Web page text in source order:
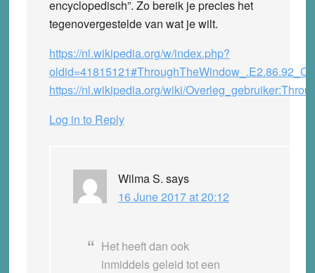
encyclopedisch”. Zo bereik je precies het
tegenovergestelde van wat je wilt.
https://nl.wikipedia.org/w/index.php?
https://nl.wikipedia.org/wiki/
Log in to Reply
Wilma S. says
16 June 2017 at 20:12
Het heeft dan ook
inmiddels geleid tot een